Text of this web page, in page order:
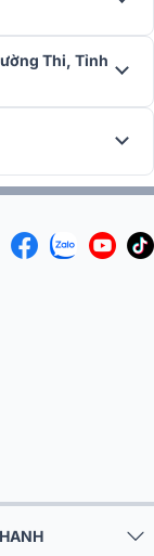
với môi trường
vỏ nhựa và sợi vải
(không chứa thành
tái chế, và toàn bộ
FSC cùng mực
tính: Black (Đen),
Thi, Tỉnh